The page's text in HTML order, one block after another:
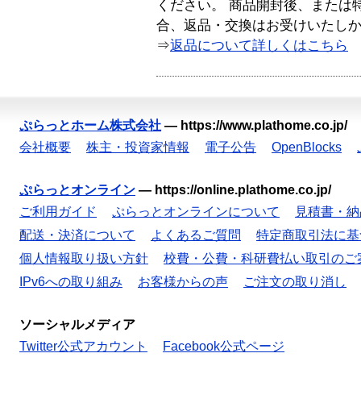
ください。 商品開封後、または
合、返品・交換はお受けいたし
⇒返品について詳しくはこちら
ぷらっとホーム株式会社 — https://www.plathome.co.jp/
会社概要
株主・投資家情報 電子公告 OpenBlocks
ぷらっとオンライン — https://online.plathome.co.jp/
ご利用ガイド
ぷらっとオンラインについて
見積書・
配送・決済について
よくあるご質問
特定商取引法に
個人情報取り扱い方針
校費・公費・科研費払い取引のご
IPv6への取り組み
お客様からの声 ご注文の取り消し
ソーシャルメディア
Twitter公式アカウント
Facebook公式ページ